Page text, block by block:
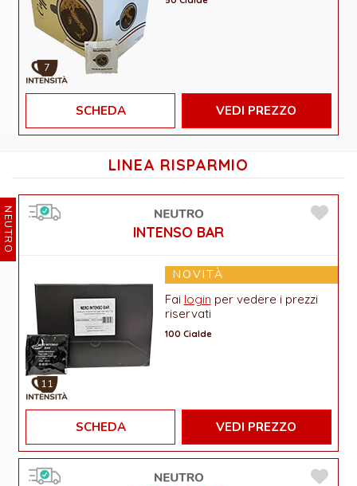
7
SCHEDA VEDI PREZZO
LINEA RISPARMIO
NEUTRO INTENSO BAR
11
NOVITÀ
Fai login per vedere i prezzi
riservati
100 Cialde
SCHEDA VEDI PREZZO